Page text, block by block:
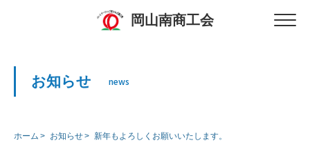
岡山南商工会
お知らせ news
ホーム お知らせ 新年もよろしくお願いいたします。